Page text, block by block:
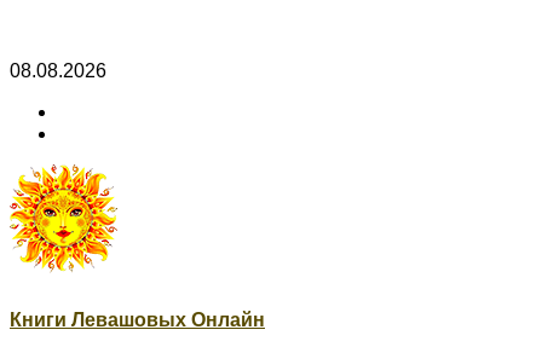
Skip
content
08.08.2026
Книги Левашовых Онлайн